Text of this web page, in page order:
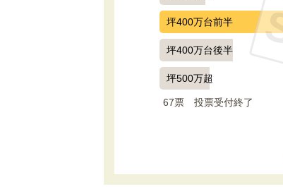
坪400万台前半
坪400万台後半
坪500万超
67票 投票受付終了